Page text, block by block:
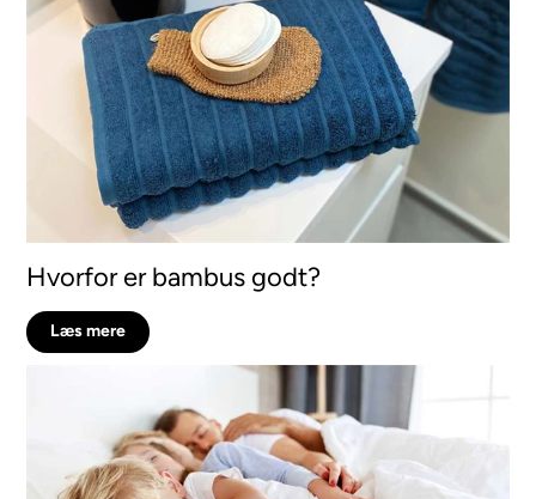
Hvorfor er bambus godt?
Læs mere